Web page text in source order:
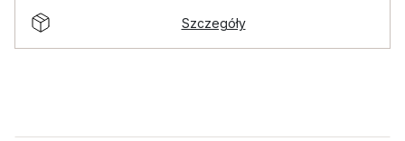
Szczegóły